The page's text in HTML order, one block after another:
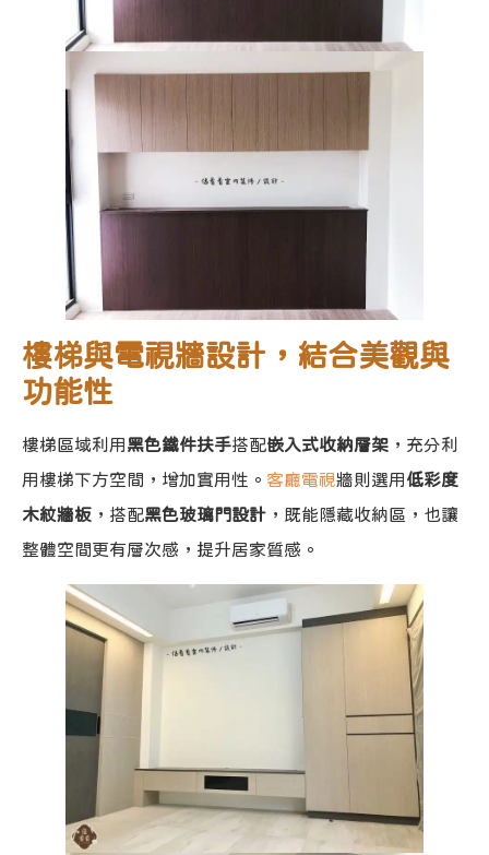
樓梯與電視牆設計，結合美觀與
功能性
樓梯區域利用黑色鐵件扶手搭配嵌入式收納層架 ，充分利
用樓梯下方空間，增加實用性。 客廳電視牆則選用低彩度
木紋牆板 ，搭配黑色玻璃門設計 ，既能隱藏收納區，也讓
整體空間更有層次感，提升居家質感。